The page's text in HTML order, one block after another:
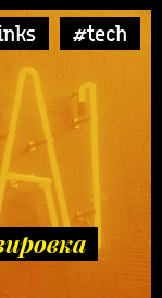
#tech